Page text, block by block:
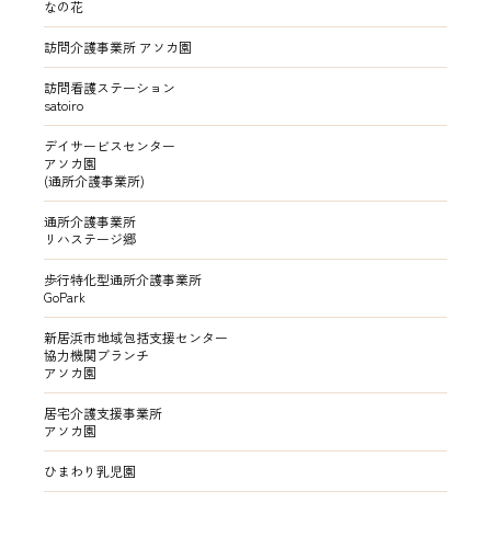
なの花
訪問介護事業所 アソカ園
訪問看護ステーション
satoiro
デイサービスセンター
アソカ園
(通所介護事業所)
通所介護事業所
リハステージ郷
歩行特化型通所介護事業所
GoPark
新居浜市地域包括支援センター
協力機関ブランチ
アソカ園
居宅介護支援事業所
アソカ園
ひまわり乳児園